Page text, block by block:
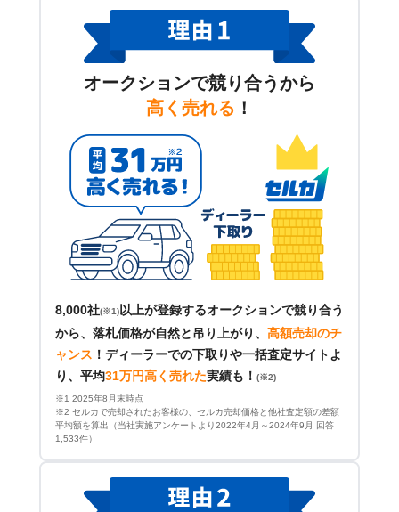
オークションで競り合うから
高く売れる ！
8,000社(※1) 以上が登録するオークションで競り合う
から、落札価格が自然と吊り上がり、 高額売却のチ
ャンス ！ ディーラーでの下取りや一括査定サイトよ
り、平均31万円高く売れた実績も！ (※2)
※1 2025年8月末時点
※2 セルカで売却されたお客様の、セルカ売却価格と他社査定額の差額
平均額を算出（当社実施アンケートより2022年4月～2024年9月 回答
1,533件）